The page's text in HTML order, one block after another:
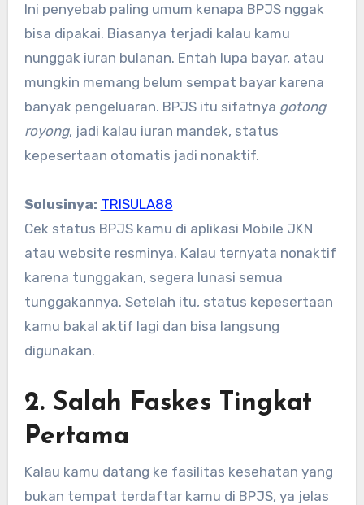
Ini penyebab paling umum kenapa BPJS nggak
bisa dipakai. Biasanya terjadi kalau kamu
nunggak iuran bulanan. Entah lupa bayar, atau
mungkin memang belum sempat bayar karena
banyak pengeluaran. BPJS itu sifatnya gotong
royong, jadi kalau iuran mandek, status
kepesertaan otomatis jadi nonaktif.
Solusinya: TRISULA88
Cek status BPJS kamu di aplikasi Mobile JKN
atau website resminya. Kalau ternyata nonaktif
karena tunggakan, segera lunasi semua
tunggakannya. Setelah itu, status kepesertaan
kamu bakal aktif lagi dan bisa langsung
digunakan.
2. Salah Faskes Tingkat
Pertama
Kalau kamu datang ke fasilitas kesehatan yang
bukan tempat terdaftar kamu di BPJS, ya jelas